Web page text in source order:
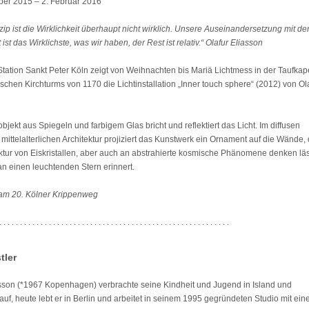
ist die Wirklichkeit überhaupt nicht wirklich. Unsere Auseinandersetzung mit der
das Wirklichste, was wir haben, der Rest ist relativ.“Olafur Eliasson
Sankt Peter Köln zeigt von Weihnachten bis Mariä Lichtmess in der
Kirchturms von 1170 die Lichtinstallation „Inner touch sphere“ (2012) von
aus Spiegeln und farbigem Glas bricht und reflektiert das Licht. Im diffusen
Architektur projiziert das Kunstwerk ein Ornament auf die Wände,
von Eiskristallen, aber auch an abstrahierte kosmische Phänomene denken
einen leuchtenden Stern erinnert.
20. Kölner Krippenweg
. . . . . . . . . . . . . . . . . . . . . . . . . . . . . . . . . . . . . . . . . . . . . . . . . . . . . . .
(*1967 Kopenhagen) verbrachte seine Kindheit und Jugend in Island und
heute lebt er in Berlin und arbeitet in seinem 1995 gegründeten Studio mit